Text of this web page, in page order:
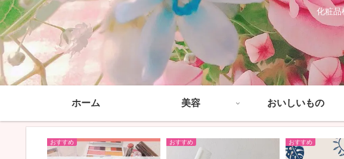
化粧品
ホーム 美容 おいしいもの
おすすめ おすすめ おすすめ